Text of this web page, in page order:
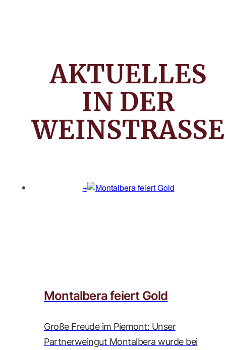
Montalbera feiert Gold
Große Freude im Piemont: Unser
Partnerweingut Montalbera wurde bei